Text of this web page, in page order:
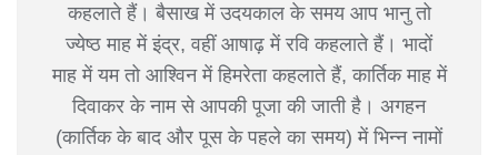
कहलाते हैं। बैसाख में उदयकाल के समय आप भानु तो
ज्येष्ठ माह में इंद्र, वहीं आषाढ़ में रवि कहलाते हैं। भादों
माह में यम तो आश्विन में हिमरेता कहलाते हैं, कार्तिक माह में
दिवाकर के नाम से आपकी पूजा की जाती है। अगहन
(कार्तिक के बाद और पूस के पहले का समय) में भिन्न नामों